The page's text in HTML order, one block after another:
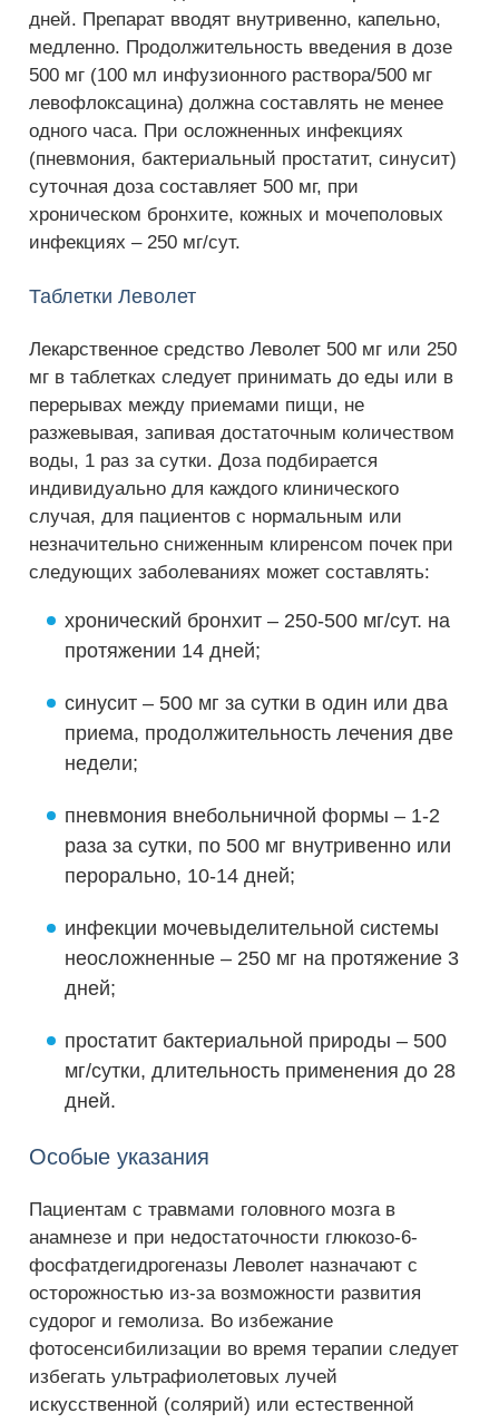
дней. Препарат вводят внутривенно, капельно,
медленно. Продолжительность введения в дозе
500 мг (100 мл инфузионного раствора/500 мг
левофлоксацина) должна составлять не менее
одного часа. При осложненных инфекциях
(пневмония, бактериальный простатит, синусит)
суточная доза составляет 500 мг, при
хроническом бронхите, кожных и мочеполовых
инфекциях – 250 мг/сут.
Таблетки Леволет
Лекарственное средство Леволет 500 мг или 250
мг в таблетках следует принимать до еды или в
перерывах между приемами пищи, не
разжевывая, запивая достаточным количеством
воды, 1 раз за сутки. Доза подбирается
индивидуально для каждого клинического
случая, для пациентов с нормальным или
незначительно сниженным клиренсом почек при
следующих заболеваниях может составлять:
хронический бронхит – 250-500 мг/сут. на
протяжении 14 дней;
синусит – 500 мг за сутки в один или два
приема, продолжительность лечения две
недели;
пневмония внебольничной формы – 1-2
раза за сутки, по 500 мг внутривенно или
перорально, 10-14 дней;
инфекции мочевыделительной системы
неосложненные – 250 мг на протяжение 3
дней;
простатит бактериальной природы – 500
мг/сутки, длительность применения до 28
дней.
Особые указания
Пациентам с травмами головного мозга в
анамнезе и при недостаточности глюкозо-6-
фосфатдегидрогеназы Леволет назначают с
осторожностью из-за возможности развития
судорог и гемолиза. Во избежание
фотосенсибилизации во время терапии следует
избегать ультрафиолетовых лучей
искусственной (солярий) или естественной